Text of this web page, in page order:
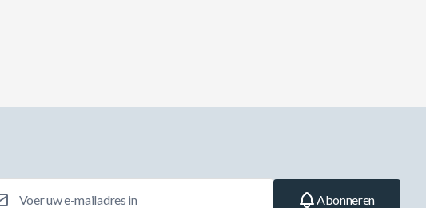
Abonneren